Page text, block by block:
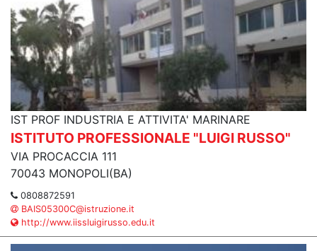
IST PROF INDUSTRIA E ATTIVITA' MARINARE
ISTITUTO PROFESSIONALE "LUIGI RUSSO"
VIA PROCACCIA 111
70043 MONOPOLI(BA)
0808872591
BAIS05300C@istruzione.it
http://www.iissluigirusso.edu.it